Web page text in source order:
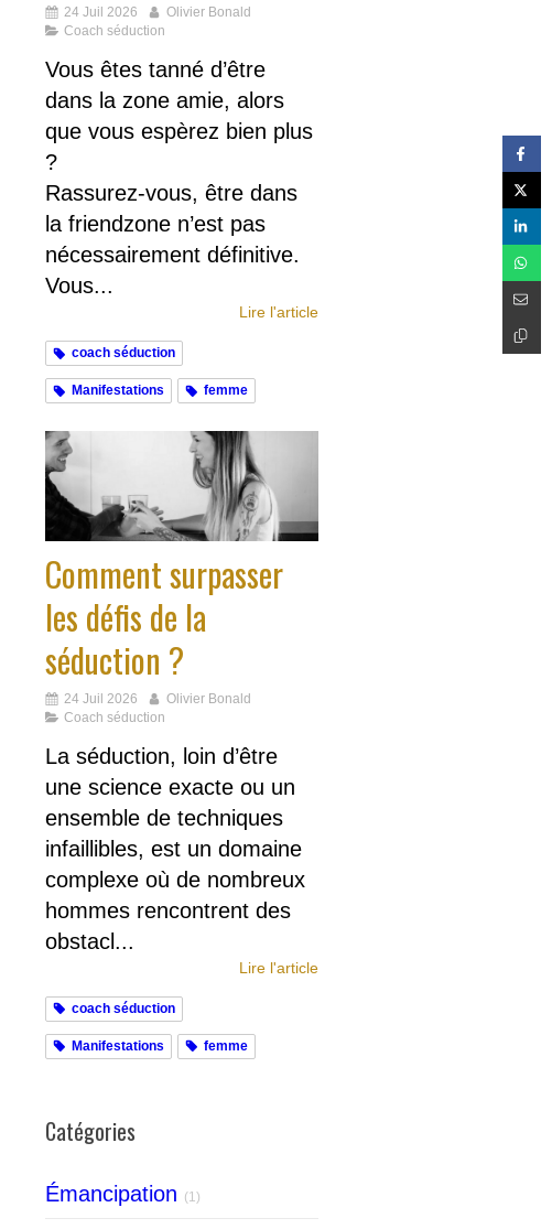
24 Juil 2026
Olivier Bonald
Coach séduction
Vous êtes tanné d’être
dans la zone amie, alors
que vous espèrez bien plus
?
Rassurez-vous, être dans
la friendzone n’est pas
nécessairement définitive.
Vous...
Lire l'article
coach séduction
Manifestations femme
Comment surpasser
les défis de la
séduction ?
24 Juil 2026
Olivier Bonald
Coach séduction
La séduction, loin d’être
une science exacte ou un
ensemble de techniques
infaillibles, est un domaine
complexe où de nombreux
hommes rencontrent des
obstacl...
Lire l'article
coach séduction
Manifestations femme
Catégories
Émancipation (1)